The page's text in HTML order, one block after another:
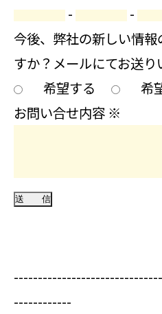
-
-
今後、弊社の新しい情
すか？メールにてお送り
希望する
希
お問い合せ内容 ※
------------